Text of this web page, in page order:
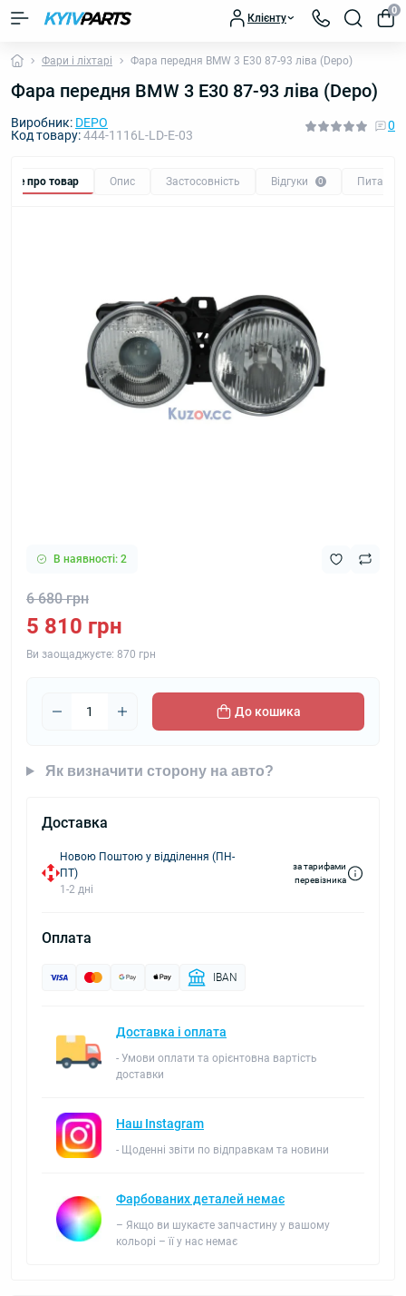
Клієнту
0
Фари і ліхтарі Фара передня BMW 3 E30 87-93 ліва (Depo)
Фара передня BMW 3 E30 87-93 ліва (Depo)
Виробник: DEPO
Код товару:444-1116L-LD-E-03
0
Все про товар Опис Застосовність Відгуки 0 Питання
В наявності: 2
6 680 грн
5 810 грн
Ви заощаджуєте: 870 грн
До кошика
Як визначити сторону на авто?
Доставка
Новою Поштою у відділення (ПН-
ПТ)
1-2 дні
за тарифами
перевізника
Оплата
IBAN
Доставка і оплата
- Умови оплати та орієнтовна вартість
доставки
Наш Instagram
- Щоденні звіти по відправкам та новини
Фарбованих деталей немає
– Якщо ви шукаєте запчастину у вашому
кольорі – її у нас немає